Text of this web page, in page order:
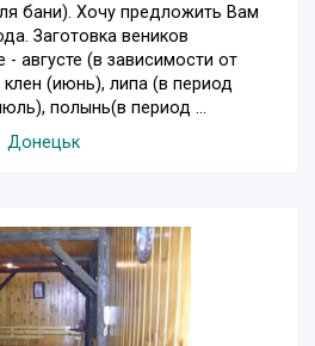
бани). Хочу предложить Вам
Заготовка веников
августе (в зависимости от
(июнь), липа (в период
полынь(в период ...
Донецьк